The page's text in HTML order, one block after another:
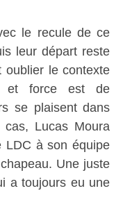
le recule de ce
leur départ reste
oublier le contexte
et force est de
se plaisent dans
Lucas Moura
LDC à son équipe
Une juste
a toujours eu une